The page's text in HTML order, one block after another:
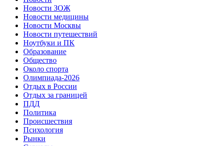
Новости ЗОЖ
Новости медицины
Новости Москвы
Новости путешествий
Ноутбуки и ПК
Образование
Общество
Около спорта
Олимпиада-2026
Отдых в России
Отдых за границей
ПДД
Политика
Происшествия
Психология
Рынки